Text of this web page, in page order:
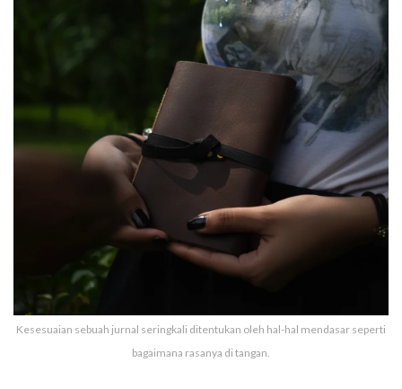
Kesesuaian sebuah jurnal seringkali ditentukan oleh hal-hal mendasar seperti
bagaimana rasanya di tangan.